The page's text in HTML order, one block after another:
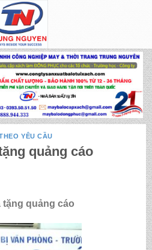
YÊU CẦU
quảng cáo
tặng quảng cáo